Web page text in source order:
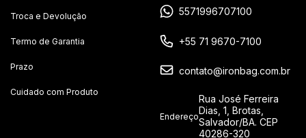
Troca e Devolução
Termo de Garantia
Prazo
Cuidado com Produto
5571996707100
+55 71 9670-7100
contato@ironbag.com.br
Endereço
Rua José Ferreira
Dias, 1, Brotas,
Salvador/BA. CEP
40286-320